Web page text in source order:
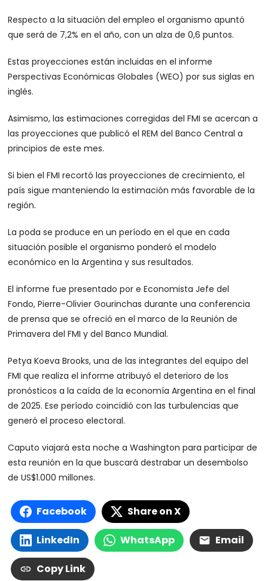
Respecto a la situación del empleo el organismo apuntó
que será de 7,2% en el año, con un alza de 0,6 puntos.
Estas proyecciones están incluidas en el informe
Perspectivas Económicas Globales (WEO) por sus siglas en
inglés.
Asimismo, las estimaciones corregidas del FMI se acercan a
las proyecciones que publicó el REM del Banco Central a
principios de este mes.
Si bien el FMI recortó las proyecciones de crecimiento, el
país sigue manteniendo la estimación más favorable de la
región.
La poda se produce en un período en el que en cada
situación posible el organismo ponderó el modelo
económico en la Argentina y sus resultados.
El informe fue presentado por e Economista Jefe del
Fondo, Pierre-Olivier Gourinchas durante una conferencia
de prensa que se ofreció en el marco de la Reunión de
Primavera del FMI y del Banco Mundial.
Petya Koeva Brooks, una de las integrantes del equipo del
FMI que realiza el informe atribuyó el deterioro de los
pronósticos a la caída de la economía Argentina en el final
de 2025. Ese período coincidió con las turbulencias que
generó el proceso electoral.
Caputo viajará esta noche a Washington para participar de
esta reunión en la que buscará destrabar un desembolso
de US$1.000 millones.
Facebook Share on X
LinkedIn WhatsApp Email
Copy Link